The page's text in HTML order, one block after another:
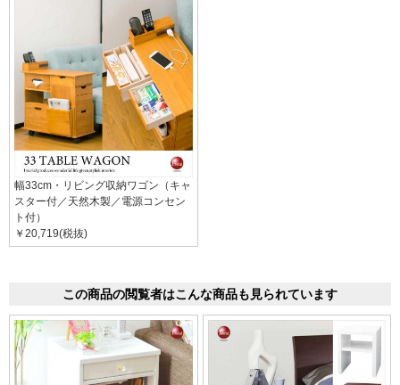
幅33cm・リビング収納ワゴン（キャ
スター付／天然木製／電源コンセン
ト付）
￥20,719(税抜)
この商品の閲覧者はこんな商品も見られています